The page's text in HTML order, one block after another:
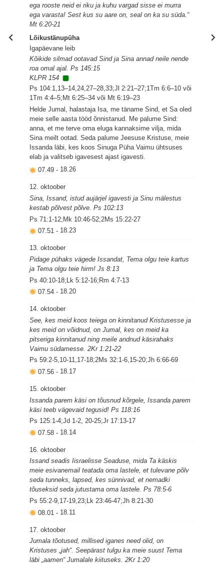
ega rooste neid ei riku ja kuhu vargad sisse ei murra
ega varasta! Sest kus su aare on, seal on ka su süda.“
Mt 6:20-21
Lõikustänupüha
Igapäevane leib
Kõikide silmad ootavad Sind ja Sina annad neile nende
roa omal ajal. Ps 145:15
KLPR 154
Ps 104:1,13–14,24,27–28,33;Jl 2:21–27;1Tm 6:6–10 või
1Tm 4:4–5;Mt 6:25–34 või Mt 6:19–23
Helde Jumal, halastaja Isa, me täname Sind, et Sa oled
meie selle aasta tööd õnnistanud. Me palume Sind:
anna, et me terve oma eluga kannaksime vilja, mida
Sina meilt ootad. Seda palume Jeesuse Kristuse, meie
Issanda läbi, kes koos Sinuga Püha Vaimu ühtsuses
elab ja valitseb igavesest ajast igavesti.
07.49- 18.26
12. oktoober
Sina, Issand, istud aujärjel igavesti ja Sinu mälestus
kestab põlvest põlve. Ps 102:13
Ps 71:1-12;Mk 10:46-52;2Ms 15:22-27
07.51- 18.23
13. oktoober
Pidage pühaks vägede Issandat, Tema olgu teie kartus
ja Tema olgu teie hirm! Js 8:13
Ps 40:10-18;Lk 5:12-16;Rm 4:7-13
07.54- 18.20
14. oktoober
See, kes meid koos teiega on kinnitanud Kristusesse ja
kes meid on võidnud, on Jumal, kes on meid ka
pitseriga kinnitanud ning meile andnud käsirahaks
Vaimu südamesse. 2Kr 1:21-22
Ps 59:2-5,10-11,17-18;2Ms 32:1-6,15-20;Jh 6:66-69
07.56- 18.17
15. oktoober
Issanda parem käsi on tõusnud kõrgele, Issanda parem
käsi teeb vägevaid tegusid! Ps 118:16
Ps 125:1-4;Jd 1-2, 20-25;Jr 17:13-17
07.58- 18.14
16. oktoober
Issand seadis Iisraelisse Seaduse, mida Ta käskis
meie esivanemail teatada oma lastele, et tulevane põlv
seda tunneks, lapsed, kes sünnivad, et nemadki
tõuseksid seda jutustama oma lastele. Ps 78:5-6
Ps 55:2-9,17-19,23;Lk 23:46-47;Jh 8:21-30
08.01- 18.11
17. oktoober
Jumala tõotused, millised iganes need olid, on
Kristuses „jah“. Seepärast tulgu ka meie suust Tema
läbi „aamen“ Jumalale kiituseks. 2Kr 1:20